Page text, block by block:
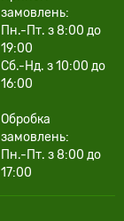
замовлень:
Пн.-Пт. з 8:00 до
19:00
Сб.-Нд. з 10:00 до
16:00
Обробка
замовлень:
Пн.-Пт. з 8:00 до
17:00